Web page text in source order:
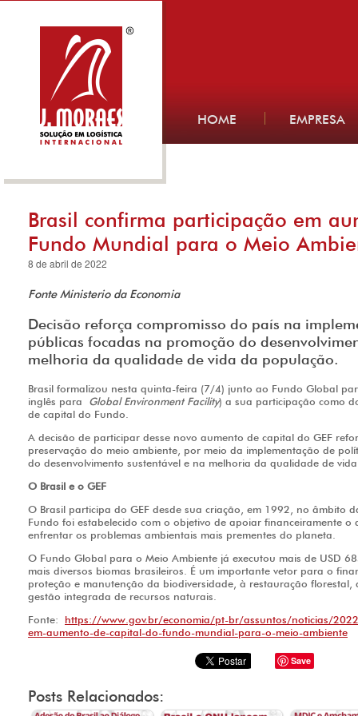
HOME EMPRESA
Brasil confirma participação em
Fundo Mundial para o Meio
8 de abril de 2022
Fonte Ministerio da Economia
Decisão reforça compromisso do país na
públicas focadas na promoção do
melhoria da qualidade de vida da população.
Brasil formalizou nesta quinta-feira (7/4) junto ao Fundo Global
inglês para Global Environment Facility) a sua participação como
de capital do Fundo.
A decisão de participar desse novo aumento de capital do GEF
preservação do meio ambiente, por meio da implementação de
do desenvolvimento sustentável e na melhoria da qualidade de
O Brasil e o GEF
O Brasil participa do GEF desde sua criação, em 1992, no âmbito
Fundo foi estabelecido com o objetivo de apoiar financeiramente o
enfrentar os problemas ambientais mais prementes do planeta.
O Fundo Global para o Meio Ambiente já executou mais de USD
mais diversos biomas brasileiros. É um importante vetor para o
proteção e manutenção da biodiversidade, à restauração florestal,
gestão integrada de recursos naturais.
Fonte: https://www.gov.br/economia/pt-br/assuntos/noticias/
em-aumento-de-capital-do-fundo-mundial-para-o-meio-ambiente
Save
Posts Relacionados: